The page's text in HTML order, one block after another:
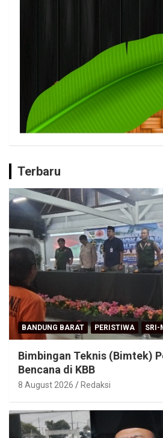
Terbaru
BANDUNG BARAT PERISTIWA SRI-
Bimbingan Teknis (Bimtek)
Bencana di KBB
8 August 2026 Redaksi